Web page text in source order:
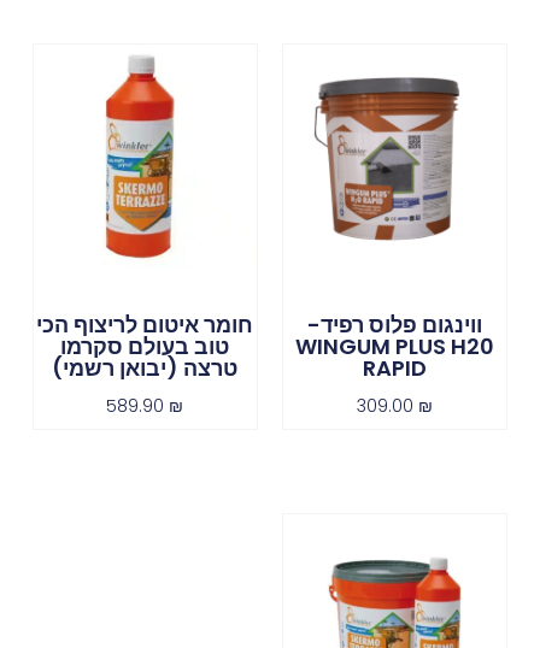
ווינגום פלוס רפיד-
WINGUM PLUS H20
RAPID
309.00 ₪
חומר איטום לריצוף הכי
טוב בעולם סקרמו
טרצה (יבואן רשמי)
589.90 ₪